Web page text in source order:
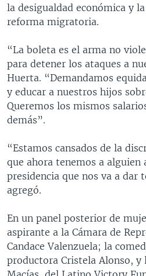
la desigualdad económica y
reforma migratoria.
“La boleta es el arma no
para detener los ataques a
Huerta. “Demandamos
y educar a nuestros hijos
Queremos los mismos
demás”.
“Estamos cansados de la
que ahora tenemos a alguien
presidencia que nos va a dar
agregó.
En un panel posterior de
aspirante a la Cámara de
Candace Valenzuela; la
productora Cristela Alonso, y